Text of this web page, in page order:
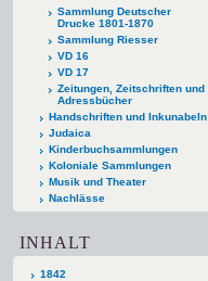
Sammlung Deutscher
Drucke 1801-1870
Sammlung Riesser
VD 16
VD 17
Zeitungen, Zeitschriften und
Adressbücher
Handschriften und Inkunabeln
Judaica
Kinderbuchsammlungen
Koloniale Sammlungen
Musik und Theater
Nachlässe
INHALT
1842